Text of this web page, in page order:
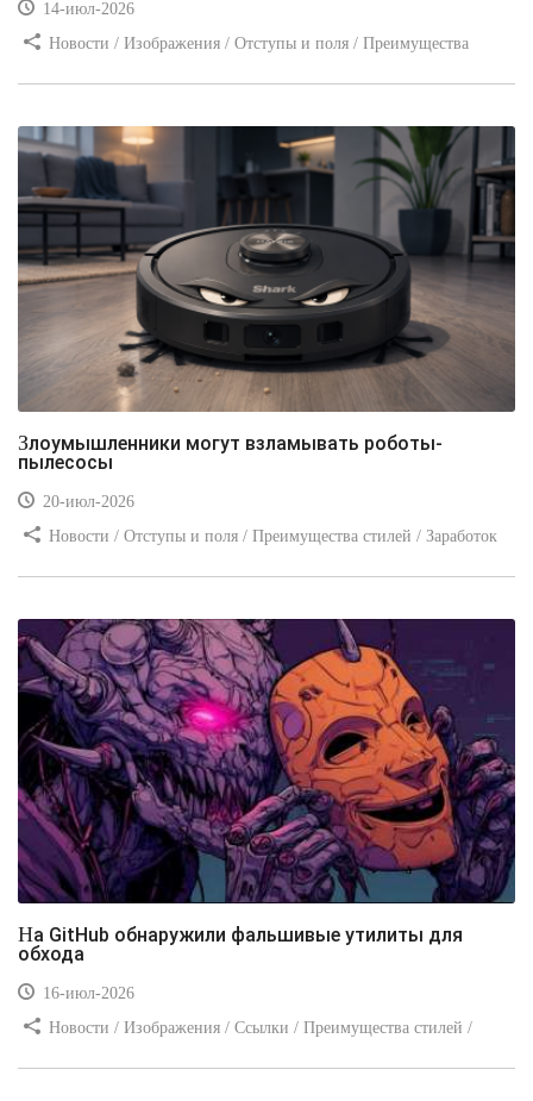
14-июл-2026
Новости / Изображения / Отступы и поля / Преимущества
Злоумышленники могут взламывать роботы-
пылесосы
20-июл-2026
Новости / Отступы и поля / Преимущества стилей / Заработок
На GitHub обнаружили фальшивые утилиты для
обхода
16-июл-2026
Новости / Изображения / Ссылки / Преимущества стилей /